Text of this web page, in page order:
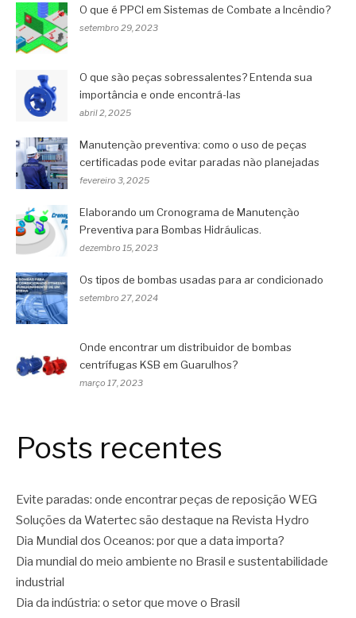
O que é PPCI em Sistemas de Combate a Incêndio?
setembro 29, 2023
O que são peças sobressalentes? Entenda sua
importância e onde encontrá-las
abril 2, 2025
Manutenção preventiva: como o uso de peças
certificadas pode evitar paradas não planejadas
fevereiro 3, 2025
Elaborando um Cronograma de Manutenção
Preventiva para Bombas Hidráulicas.
dezembro 15, 2023
Os tipos de bombas usadas para ar condicionado
setembro 27, 2024
Onde encontrar um distribuidor de bombas
centrífugas KSB em Guarulhos?
março 17, 2023
Posts recentes
Evite paradas: onde encontrar peças de reposição WEG
Soluções da Watertec são destaque na Revista Hydro
Dia Mundial dos Oceanos: por que a data importa?
Dia mundial do meio ambiente no Brasil e sustentabilidade
industrial
Dia da indústria: o setor que move o Brasil